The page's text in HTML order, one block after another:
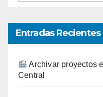
Entradas Recientes
Archivar proyectos
Central